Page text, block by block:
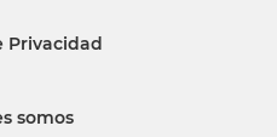
Privacidad
somos